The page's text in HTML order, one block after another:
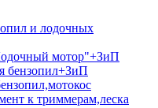
и лодочных
мотор"+ЗиП
бензопил+ЗиП
к триммерам,леска